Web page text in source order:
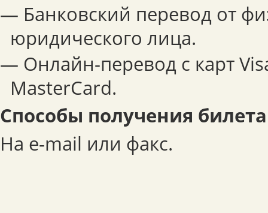
— Банковский перевод от
юридического лица.
— Онлайн-перевод с карт
MasterCard.
Способы получения билета
На e-mail или факс.